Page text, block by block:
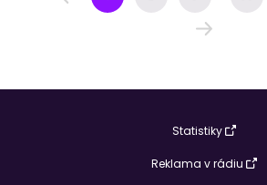
Statistiky
Reklama v rádiu